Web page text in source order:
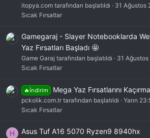
itopya.com tarafından başlatıldı 31 Ağustos
Sıcak Fırsatlar
Gamegaraj - Slayer Notebooklarda
Yaz Fırsatları Başladı 🤩
Game Garaj tarafından başlatıldı 31
Sıcak Fırsatlar
🔥İndirim Mega Yaz Fırsatlarını
pckolik.com.tr tarafından başlatıldı Yarın
Sıcak Fırsatlar
H Asus Tuf A16 5070 Ryzen9 8940hx